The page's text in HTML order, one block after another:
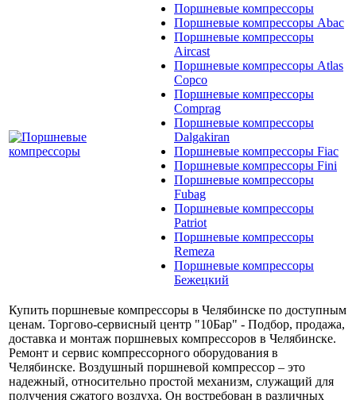
Поршневые компрессоры
Поршневые компрессоры Abac
Поршневые компрессоры
Aircast
Поршневые компрессоры Atlas
Copco
Поршневые компрессоры
Comprag
Поршневые компрессоры
Dalgakiran
Поршневые компрессоры Fiac
Поршневые компрессоры Fini
Поршневые компрессоры
Fubag
Поршневые компрессоры
Patriot
Поршневые компрессоры
Remeza
Поршневые компрессоры
Бежецкий
Купить поршневые компрессоры в Челябинске по доступным
ценам. Торгово-сервисный центр "10Бар" - Подбор, продажа,
доставка и монтаж поршневых компрессоров в Челябинске.
Ремонт и сервис компрессорного оборудования в
Челябинске. Воздушный поршневой компрессор – это
надежный, относительно простой механизм, служащий для
получения сжатого воздуха. Он востребован в различных